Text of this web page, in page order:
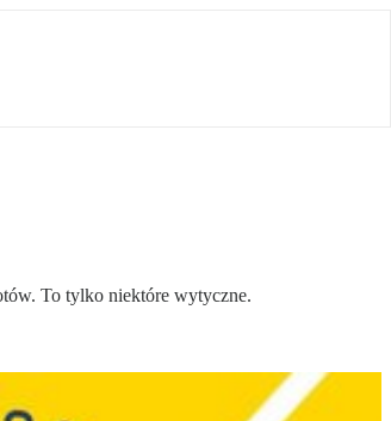
To tylko niektóre wytyczne.